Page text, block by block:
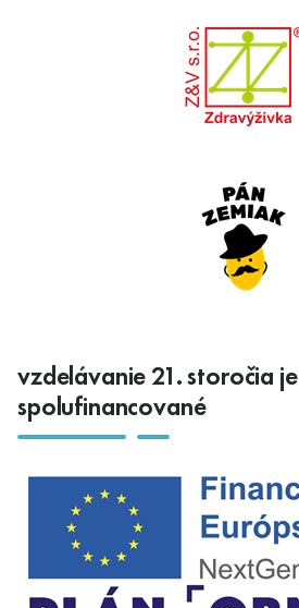
vzdelávanie 21. storočia je
spolufinancované